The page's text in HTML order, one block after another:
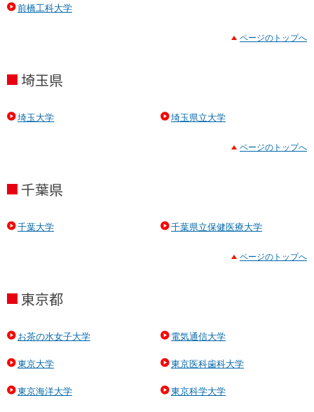
前橋工科大学
ページのトップへ
埼玉県
埼玉大学 埼玉県立大学
ページのトップへ
千葉県
千葉大学 千葉県立保健医療大学
ページのトップへ
東京都
お茶の水女子大学 電気通信大学
東京大学 東京医科歯科大学
東京海洋大学 東京科学大学